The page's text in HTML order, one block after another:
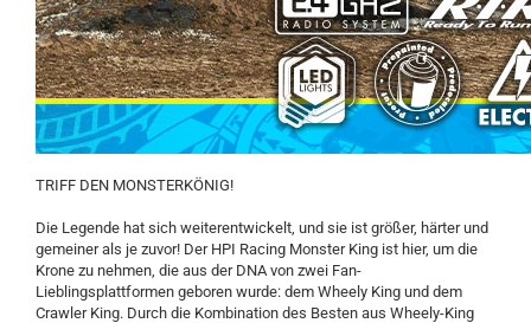
TRIFF DEN MONSTERKÖNIG!
Die Legende hat sich weiterentwickelt, und sie ist größer, härter und
gemeiner als je zuvor! Der HPI Racing Monster King ist hier, um die
Krone zu nehmen, die aus der DNA von zwei Fan-
Lieblingsplattformen geboren wurde: dem Wheely King und dem
Crawler King. Durch die Kombination des Besten aus Wheely-King